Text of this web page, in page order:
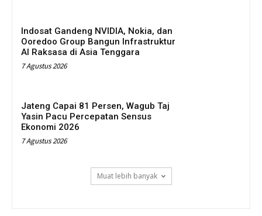
Indosat Gandeng NVIDIA, Nokia, dan
Ooredoo Group Bangun Infrastruktur
AI Raksasa di Asia Tenggara
7 Agustus 2026
Jateng Capai 81 Persen, Wagub Taj
Yasin Pacu Percepatan Sensus
Ekonomi 2026
7 Agustus 2026
Muat lebih banyak